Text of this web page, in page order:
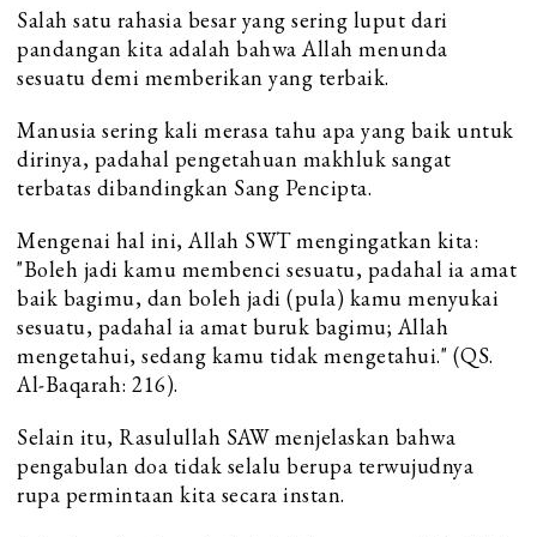
Salah satu rahasia besar yang sering luput dari
pandangan kita adalah bahwa Allah menunda
sesuatu demi memberikan yang terbaik.
Manusia sering kali merasa tahu apa yang baik untuk
dirinya, padahal pengetahuan makhluk sangat
terbatas dibandingkan Sang Pencipta.
Mengenai hal ini, Allah SWT mengingatkan kita:
"Boleh jadi kamu membenci sesuatu, padahal ia amat
baik bagimu, dan boleh jadi (pula) kamu menyukai
sesuatu, padahal ia amat buruk bagimu; Allah
mengetahui, sedang kamu tidak mengetahui." (QS.
Al-Baqarah: 216).
Selain itu, Rasulullah SAW menjelaskan bahwa
pengabulan doa tidak selalu berupa terwujudnya
rupa permintaan kita secara instan.